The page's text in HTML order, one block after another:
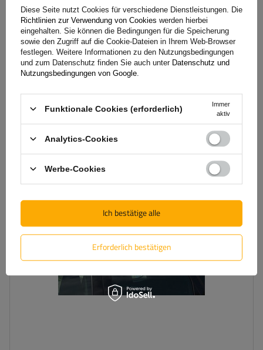
Mont Blanc AMC 5412 AERO Aluminium-Dachträger für
integrierte Reling
235,00 €
11. August
legen
Diese Seite nutzt Cookies für verschiedene Dienstleistungen. Die
Richtlinien zur Verwendung von Cookies werden hierbei
eingehalten. Sie können die Bedingungen für die Speicherung
sowie den Zugriff auf die Cookie-Dateien in Ihrem Web-Browser
festlegen. Weitere Informationen zu den Nutzungsbedingungen
und zum Datenschutz finden Sie auch unter Datenschutz und
Nutzungsbedingungen von Google
Funktionale Cookies (erforderlich)
Immer
aktiv
Analytics-Cookies
Werbe-Cookies
Erforderlich bestätigen
Ich bestätige alle